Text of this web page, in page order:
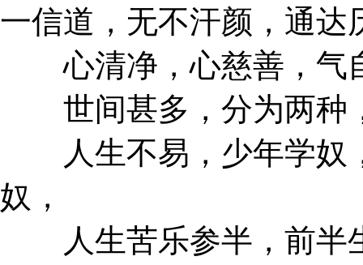
一信道，无不汗颜，通达
心清净，心慈善，气
世间甚多，分为两种
人生不易，少年学奴
奴，
人生苦乐参半，前半